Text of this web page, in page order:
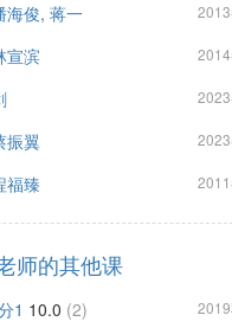
海俊, 蒋一
宣滨
振翼
福臻
师的其他课
1 10.0 (2)